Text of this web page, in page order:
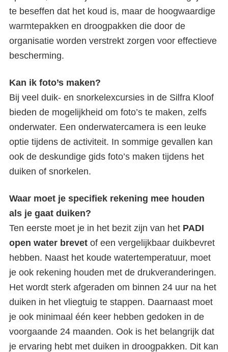
te beseffen dat het koud is, maar de hoogwaardige
warmtepakken en droogpakken die door de
organisatie worden verstrekt zorgen voor effectieve
bescherming.
Kan ik foto’s maken?
Bij veel duik- en snorkelexcursies in de Silfra Kloof
bieden de mogelijkheid om foto’s te maken, zelfs
onderwater. Een onderwatercamera is een leuke
optie tijdens de activiteit. In sommige gevallen kan
ook de deskundige gids foto’s maken tijdens het
duiken of snorkelen.
Waar moet je specifiek rekening mee houden
als je gaat duiken?
Ten eerste moet je in het bezit zijn van het PADI
open water brevet of een vergelijkbaar duikbevret
hebben. Naast het koude watertemperatuur, moet
je ook rekening houden met de drukveranderingen.
Het wordt sterk afgeraden om binnen 24 uur na het
duiken in het vliegtuig te stappen. Daarnaast moet
je ook minimaal één keer hebben gedoken in de
voorgaande 24 maanden. Ook is het belangrijk dat
je ervaring hebt met duiken in droogpakken. Dit kan